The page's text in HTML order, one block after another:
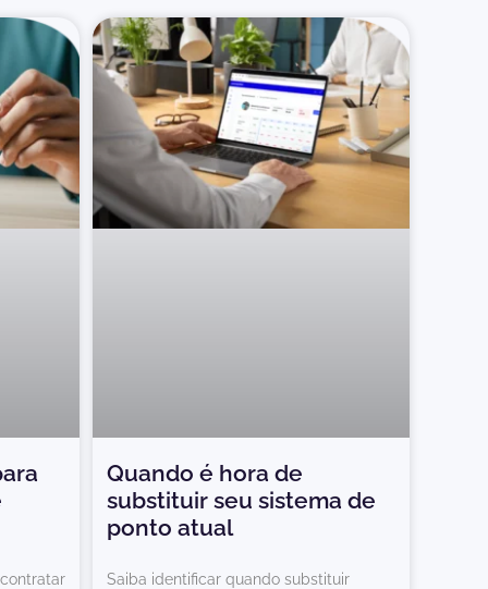
Quando é hora de
substituir seu sistema de
ponto atual
Saiba identificar quando substituir